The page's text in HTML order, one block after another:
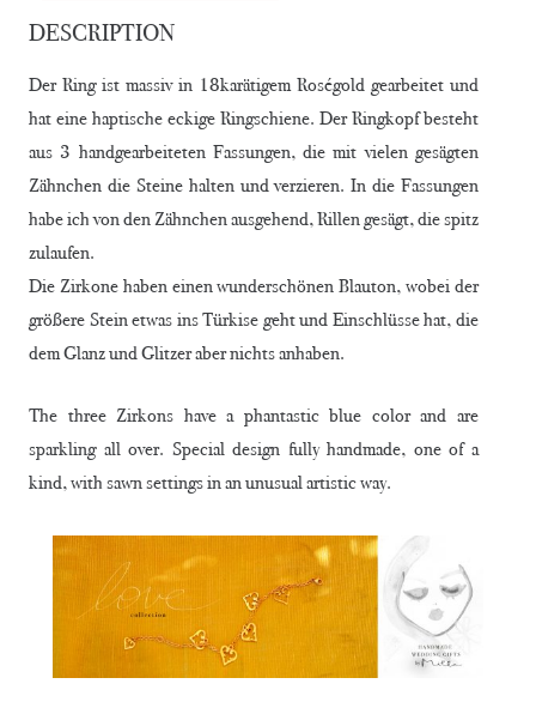
STAYING
THE
POOL
Menge
DESCRIPTION
Der Ring ist massiv in 18karätigem Roségold gearbeitet und
hat eine haptische eckige Ringschiene. Der Ringkopf besteht
aus 3 handgearbeiteten Fassungen, die mit vielen gesägten
Zähnchen die Steine halten und verzieren. In die Fassungen
habe ich von den Zähnchen ausgehend, Rillen gesägt, die spitz
zulaufen.
Die Zirkone haben einen wunderschönen Blauton, wobei der
größere Stein etwas ins Türkise geht und Einschlüsse hat, die
dem Glanz und Glitzer aber nichts anhaben.
The three Zirkons have a phantastic blue color and are
sparkling all over. Special design fully handmade, one of a
kind, with sawn settings in an unusual artistic way.